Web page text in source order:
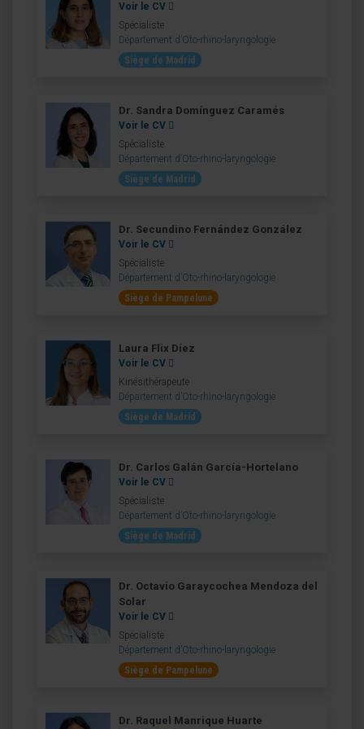
Voir le CV
Spécialiste
Département d’Oto-rhino-laryngologie
Siège de Madrid
Dr. Sandra Domínguez Caramés
Voir le CV
Spécialiste
Département d’Oto-rhino-laryngologie
Siège de Madrid
Dr. Secundino Fernández González
Voir le CV
Spécialiste
Département d’Oto-rhino-laryngologie
Siège de Pampelune
Laura Flix Díez
Voir le CV
Kinésithérapeute
Département d’Oto-rhino-laryngologie
Siège de Madrid
Dr. Carlos Galán García-Hortelano
Voir le CV
Spécialiste
Département d’Oto-rhino-laryngologie
Siège de Madrid
Dr. Octavio Garaycochea Mendoza del
Solar
Voir le CV
Spécialiste
Département d’Oto-rhino-laryngologie
Siège de Pampelune
Dr. Raquel Manrique Huarte